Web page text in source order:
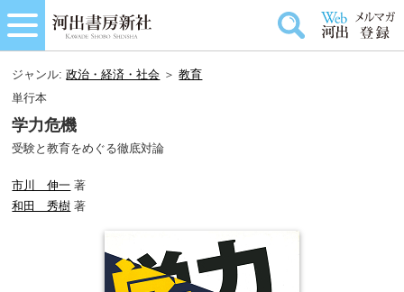
ジャンル:政治・経済・社会 ＞教育
単行本
学力危機
受験と教育をめぐる徹底対論
市川 伸一 著
和田 秀樹 著